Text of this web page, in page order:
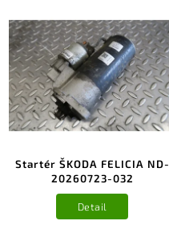
Startér ŠKODA FELICIA ND-
20260723-032
Detail